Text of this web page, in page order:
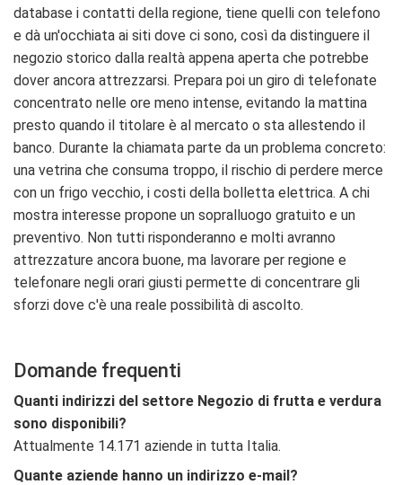
database i contatti della regione, tiene quelli con telefono
e dà un'occhiata ai siti dove ci sono, così da distinguere il
negozio storico dalla realtà appena aperta che potrebbe
dover ancora attrezzarsi. Prepara poi un giro di telefonate
concentrato nelle ore meno intense, evitando la mattina
presto quando il titolare è al mercato o sta allestendo il
banco. Durante la chiamata parte da un problema concreto:
una vetrina che consuma troppo, il rischio di perdere merce
con un frigo vecchio, i costi della bolletta elettrica. A chi
mostra interesse propone un sopralluogo gratuito e un
preventivo. Non tutti risponderanno e molti avranno
attrezzature ancora buone, ma lavorare per regione e
telefonare negli orari giusti permette di concentrare gli
sforzi dove c'è una reale possibilità di ascolto.
Domande frequenti
Quanti indirizzi del settore Negozio di frutta e verdura
sono disponibili?
Attualmente 14.171 aziende in tutta Italia.
Quante aziende hanno un indirizzo e-mail?